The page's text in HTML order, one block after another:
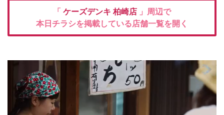
「 ケーズデンキ柏崎店 」周辺で
本日チラシを掲載している店舗一覧を開く